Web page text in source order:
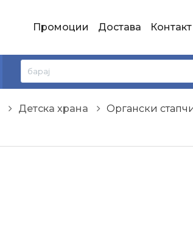
Промоции Достава Контакт
Дeтска храна Органски